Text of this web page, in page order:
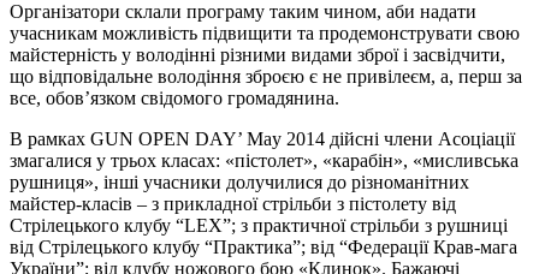
Організатори склали програму таким чином, аби надати
учасникам можливість підвищити та продемонструвати свою
майстерність у володінні різними видами зброї і засвідчити,
що відповідальне володіння зброєю є не привілеєм, а, перш за
все, обов’язком свідомого громадянина.
В рамках GUN OPEN DAY’ May 2014 дійсні члени Асоціації
змагалися у трьох класах: «пістолет», «карабін», «мисливська
рушниця», інші учасники долучилися до різноманітних
майстер-класів – з прикладної стрільби з пістолету від
Стрілецького клубу “LEX”; з практичної стрільби з рушниці
від Стрілецького клубу “Практика”; від “Федерації Крав-мага
України”; від клубу ножового бою «Клинок». Бажаючі